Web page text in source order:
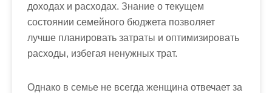
доходах и расходах. Знание о текущем
состоянии семейного бюджета позволяет
лучше планировать затраты и оптимизировать
расходы, избегая ненужных трат.
Однако в семье не всегда женщина отвечает за